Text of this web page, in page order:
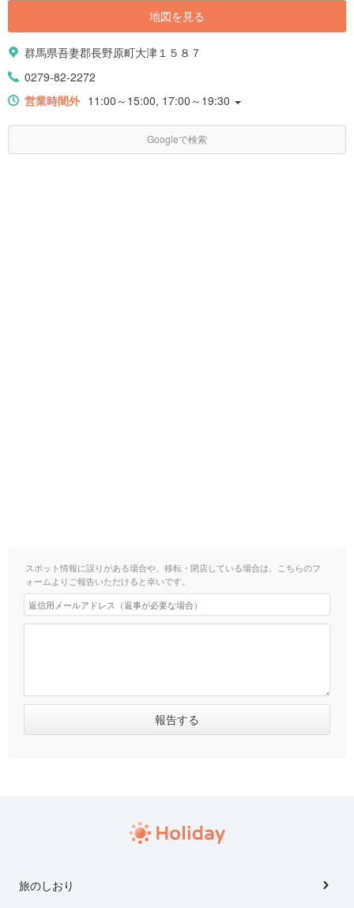
地図を見る
群馬県吾妻郡長野原町大津１５８７
0279-82-2272
営業時間外 11:00～15:00, 17:00～19:30
Googleで検索
スポット情報に誤りがある場合や、移転・閉店している場合は、こちらのフ
ォームよりご報告いただけると幸いです。
旅のしおり